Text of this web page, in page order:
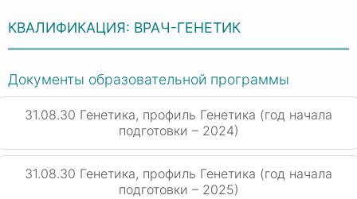
КВАЛИФИКАЦИЯ: ВРАЧ-ГЕНЕТИК
Документы образовательной программы
31.08.30 Генетика, профиль Генетика (год начала
подготовки – 2024)
31.08.30 Генетика, профиль Генетика (год начала
подготовки – 2025)